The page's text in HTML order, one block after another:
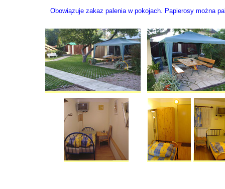
Obowiązuje zakaz palenia w pokojach. Papierosy można